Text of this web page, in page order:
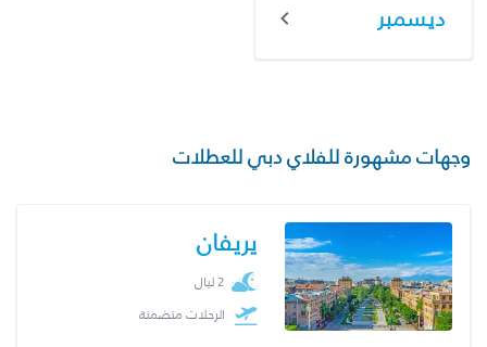
ديسمبر
وجهات مشهورة للفلاي دبي للعطلات
يريفان
2 ليال
الرحلات متضمنة